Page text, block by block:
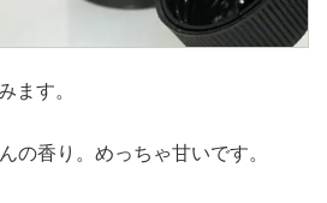
ます。
の香り。めっちゃ甘いです。